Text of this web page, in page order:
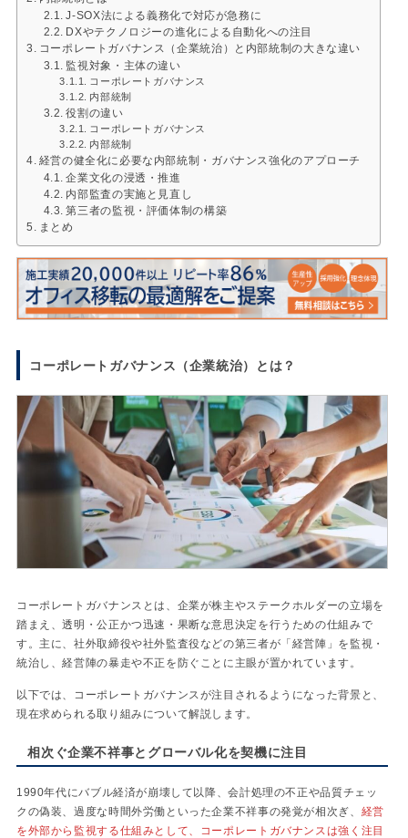
J-SOX法による義務化で対応が急務に
DXやテクノロジーの進化による自動化への注目
コーポレートガバナンス（企業統治）と内部統制の大きな違い
監視対象・主体の違い
コーポレートガバナンス
内部統制
役割の違い
コーポレートガバナンス
内部統制
経営の健全化に必要な内部統制・ガバナンス強化のアプローチ
企業文化の浸透・推進
内部監査の実施と見直し
第三者の監視・評価体制の構築
まとめ
コーポレートガバナンス（企業統治）とは？
コーポレートガバナンスとは、企業が株主やステークホルダーの立場を
踏まえ、透明・公正かつ迅速・果断な意思決定を行うための仕組みで
す。主に、社外取締役や社外監査役などの第三者が「経営陣」を監視・
統治し、経営陣の暴走や不正を防ぐことに主眼が置かれています。
以下では、コーポレートガバナンスが注目されるようになった背景と、
現在求められる取り組みについて解説します。
相次ぐ企業不祥事とグローバル化を契機に注目
1990年代にバブル経済が崩壊して以降、会計処理の不正や品質チェッ
クの偽装、過度な時間外労働といった企業不祥事の発覚が相次ぎ、 経営
を外部から監視する仕組みとして、コーポレートガバナンスは強く注目